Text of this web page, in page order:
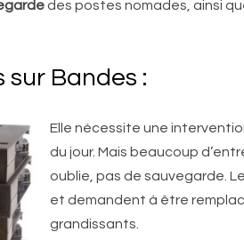
des postes nomades, ainsi
Bandes :
Elle nécessite une
du jour. Mais beaucoup
oublie, pas de sauvegarde.
et demandent à être
grandissants.